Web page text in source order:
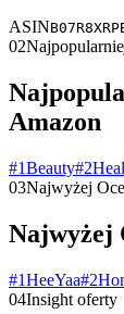
ASIN
02
Amazon
#1Beauty#2
03Najwyżej
Najwyżej
#1HeeYaa#2
04Insight oferty